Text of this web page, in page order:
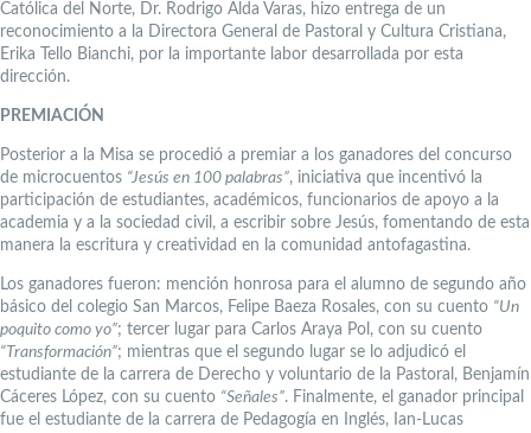
Católica del Norte, Dr. Rodrigo Alda Varas, hizo entrega de un
reconocimiento a la Directora General de Pastoral y Cultura Cristiana,
Erika Tello Bianchi, por la importante labor desarrollada por esta
dirección.
PREMIACIÓN
Posterior a la Misa se procedió a premiar a los ganadores del concurso
de microcuentos “Jesús en 100 palabras”, iniciativa que incentivó la
participación de estudiantes, académicos, funcionarios de apoyo a la
academia y a la sociedad civil, a escribir sobre Jesús, fomentando de esta
manera la escritura y creatividad en la comunidad antofagastina.
Los ganadores fueron: mención honrosa para el alumno de segundo año
básico del colegio San Marcos, Felipe Baeza Rosales, con su cuento “Un
poquito como yo”; tercer lugar para Carlos Araya Pol, con su cuento
“Transformación”; mientras que el segundo lugar se lo adjudicó el
estudiante de la carrera de Derecho y voluntario de la Pastoral, Benjamín
Cáceres López, con su cuento “Señales”. Finalmente, el ganador principal
fue el estudiante de la carrera de Pedagogía en Inglés, Ian-Lucas